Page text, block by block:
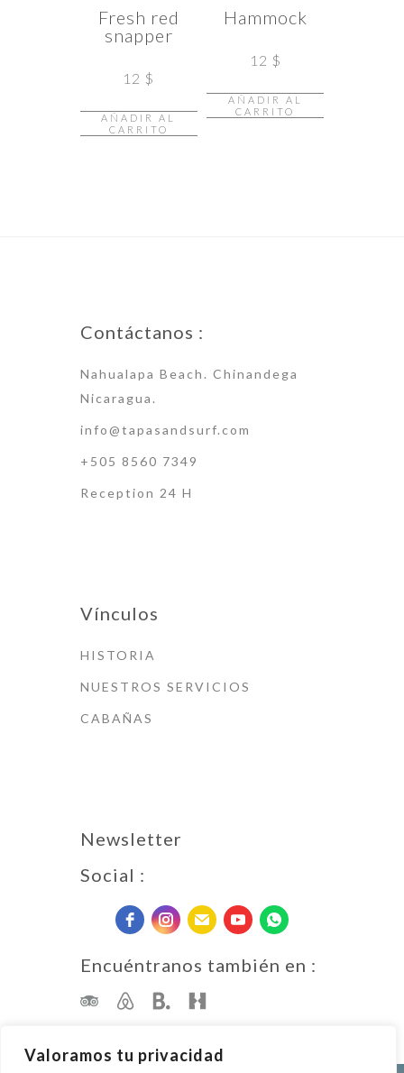
Valoramos tu privacidad
Fresh red
snapper
12 $
AÑADIR AL
CARRITO
Hammock
12 $
AÑADIR AL
CARRITO
Contáctanos :
Nahualapa Beach. Chinandega
Nicaragua.
info@tapasandsurf.com
+505 8560 7349
Reception 24 H
Vínculos
HISTORIA
NUESTROS SERVICIOS
CABAÑAS
Newsletter
Social :
Encuéntranos también en :